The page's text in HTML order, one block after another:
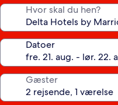
Hvor skal du hen?
Datoer
Gæster